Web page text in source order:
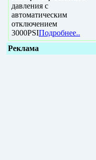
давления с
автоматическим
отключением
3000PSIПодробнее..
Реклама